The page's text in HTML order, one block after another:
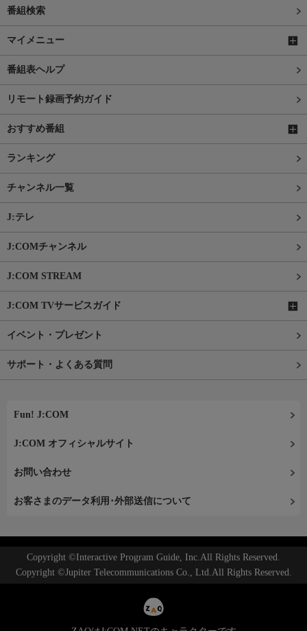
番組検索
マイメニュー
番組表ヘルプ
リモート録画予約ガイド
おすすめ番組
ランキング
チャンネル一覧
J:テレ
J:COMチャンネル
J:COM STREAM
J:COM TVサービスガイド
イベント・プレゼント
サポート・よくある質問
Fun! J:COM
J:COM オフィシャルサイト
お問い合わせ
お客さまのデータ利用･外部送信について
Copyright ©Interactive Program Guide, Inc.All Rights Reserved.
Copyright ©Jupiter Telecommunications Co., Ltd.All Rights Reserved.